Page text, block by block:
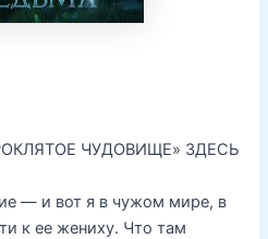
ЧУДОВИЩЕ» ЗДЕСЬ
— и вот я в чужом мире, в
к ее жениху. Что там